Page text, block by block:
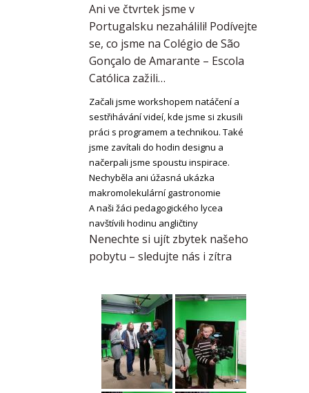
Ani ve čtvrtek jsme v
Portugalsku nezahálili! Podívejte
se, co jsme na Colégio de São
Gonçalo de Amarante – Escola
Católica zažili…
Začali jsme workshopem natáčení a
sestřihávání videí, kde jsme si zkusili
práci s programem a technikou. Také
jsme zavítali do hodin designu a
načerpali jsme spoustu inspirace.
Nechyběla ani úžasná ukázka
makromolekulární gastronomie
A naši žáci pedagogického lycea
navštívili hodinu angličtiny
Nenechte si ujít zbytek našeho
pobytu – sledujte nás i zítra